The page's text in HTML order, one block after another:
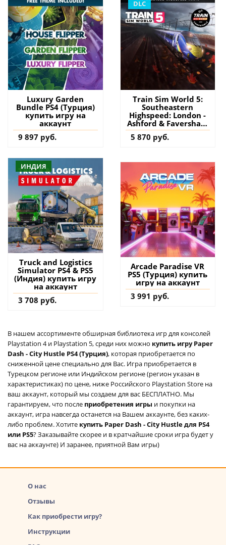
Luxury Garden
Bundle PS4 (Турция)
купить игру на
аккаунт
9 897 руб.
DLC
Train Sim World 5:
Southeastern
Highspeed: London -
Ashford & Faversham
PS4 & PS5 (Турция)
купить дополнение
5 870 руб.
ИНДИЯ
Truck and Logistics
Simulator PS4 & PS5
(Индия) купить игру
на аккаунт
3 708 руб.
Arcade Paradise VR
PS5 (Турция) купить
игру на аккаунт
3 991 руб.
В нашем ассортименте обширная библиотека игр для консолей
Playstation 4 и Playstation 5, среди них можно купить игру Paper
Dash - City Hustle PS4 (Турция), которая приобретается по
сниженной цене специально для Вас. Игра приобретается в
Турецком регионе или Индийском регионе (регион указан в
характеристиках) по цене, ниже Российского Playstation Store на
ваш аккаунт, который мы создаем для вас БЕСПЛАТНО. Мы
гарантируем, что после приобретения игры и покупки на
аккаунт, игра навсегда останется на Вашем аккаунте, без каких-
либо проблем. Хотите купить Paper Dash - City Hustle для PS4
или PS5? Заказывайте скорее и в кратчайшие сроки игра будет у
вас на аккаунте) И заранее, приятной Вам игры)
О нас
Отзывы
Как приобрести игру?
Инструкции